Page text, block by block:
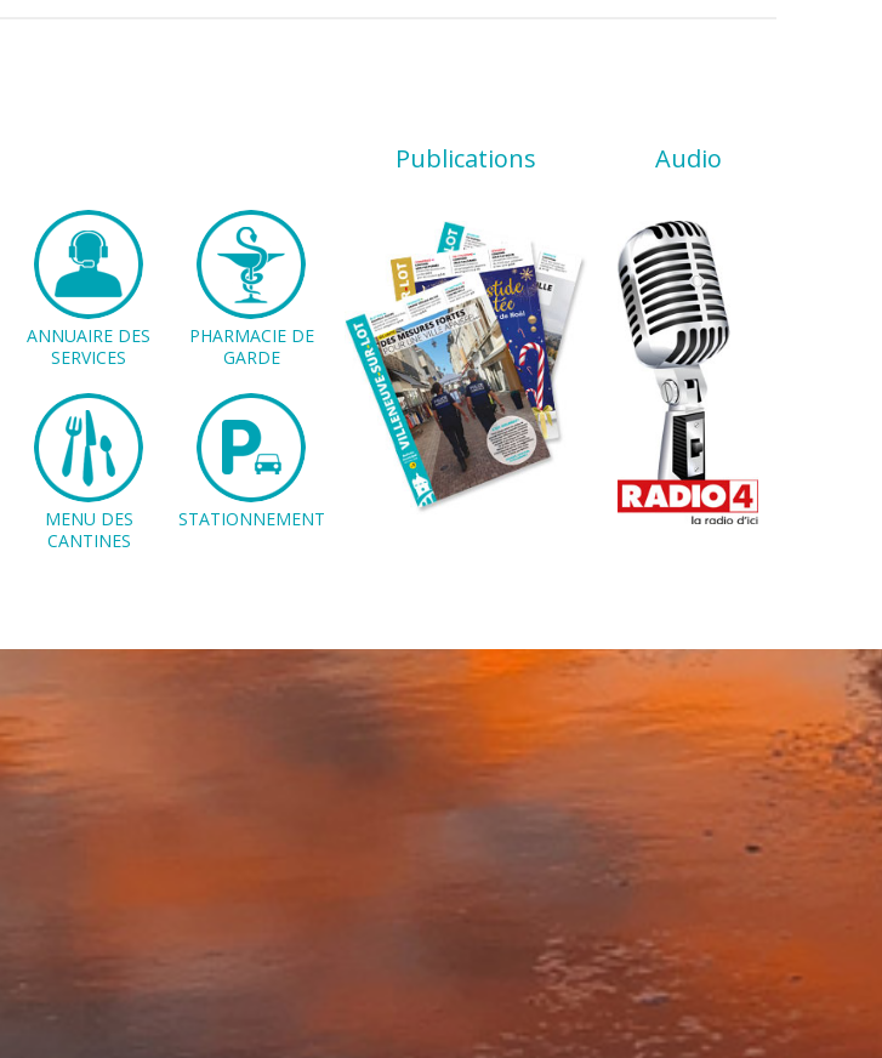
ANNUAIRE DES
SERVICES
PHARMACIE DE
GARDE
MENU DES
CANTINES
STATIONNEMENT
Publications Audio